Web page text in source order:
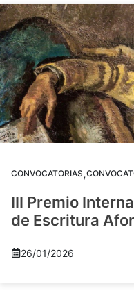
CONVOCATORIAS,
III Premio
de Escritura
26/01/2026